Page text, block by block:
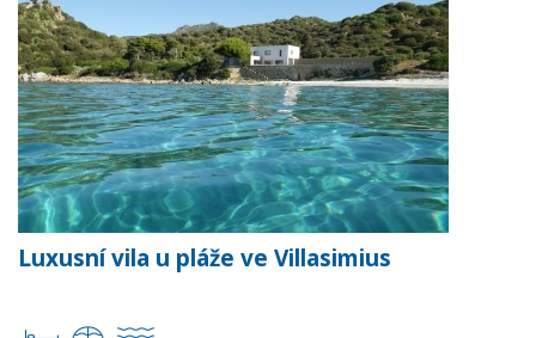
Luxusní vila u pláže ve Villasimius